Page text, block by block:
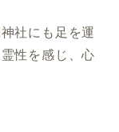
社にも足を運
性を感じ、心